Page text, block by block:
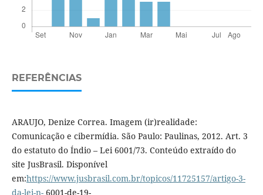
REFERÊNCIAS
ARAUJO, Denize Correa. Imagem (ir)realidade:
Comunicação e cibermídia. São Paulo: Paulinas, 2012. Art. 3
do estatuto do Índio – Lei 6001/73. Conteúdo extraído do
site JusBrasil. Disponível
em:https://www.jusbrasil.com.br/topicos/11725157/artigo-3-
da-lei-n-6001-de-19-